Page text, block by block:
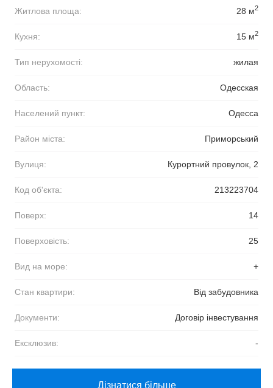
Житлова площа: 28 м2
Кухня: 15 м2
Тип нерухомості: жилая
Область: Одесская
Населений пункт: Одесса
Район міста: Приморський
Вулиця: Курортний провулок, 2
Код об'єкта: 213223704
Поверх: 14
Поверховість: 25
Вид на море: +
Стан квартири: Від забудовника
Документи: Договір інвестування
Ексклюзив: -
Дізнатися більше